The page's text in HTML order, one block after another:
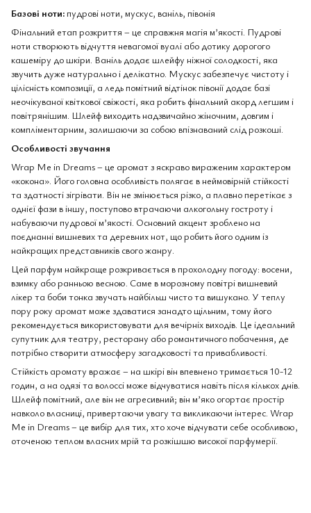
Базові ноти: пудрові ноти, мускус, ваніль, півонія
Фінальний етап розкриття – це справжня магія м’якості. Пудрові
ноти створюють відчуття невагомої вуалі або дотику дорогого
кашеміру до шкіри. Ваніль додає шлейфу ніжної солодкості, яка
звучить дуже натурально і делікатно. Мускус забезпечує чистоту і
цілісність композиції, а ледь помітний відтінок півонії додає базі
неочікуваної квіткової свіжості, яка робить фінальний акорд легшим і
повітрянішим. Шлейф виходить надзвичайно жіночним, довгим і
компліментарним, залишаючи за собою впізнаваний слід розкоші.
Особливості звучання
Wrap Me in Dreams – це аромат з яскраво вираженим характером
«кокона». Його головна особливість полягає в неймовірній стійкості
та здатності зігрівати. Він не змінюється різко, а плавно перетікає з
однієї фази в іншу, поступово втрачаючи алкогольну гостроту і
набуваючи пудрової м’якості. Основний акцент зроблено на
поєднанні вишневих та деревних нот, що робить його одним із
найкращих представників свого жанру.
Цей парфум найкраще розкривається в прохолодну погоду: восени,
взимку або ранньою весною. Саме в морозному повітрі вишневий
лікер та боби тонка звучать найбільш чисто та вишукано. У теплу
пору року аромат може здаватися занадто щільним, тому його
рекомендується використовувати для вечірніх виходів. Це ідеальний
супутник для театру, ресторану або романтичного побачення, де
потрібно створити атмосферу загадковості та привабливості.
Стійкість аромату вражає – на шкірі він впевнено тримається 10-12
годин, а на одязі та волоссі може відчуватися навіть після кількох днів.
Шлейф помітний, але він не агресивний; він м’яко огортає простір
навколо власниці, привертаючи увагу та викликаючи інтерес. Wrap
Me in Dreams – це вибір для тих, хто хоче відчувати себе особливою,
оточеною теплом власних мрій та розкішшю високої парфумерії.